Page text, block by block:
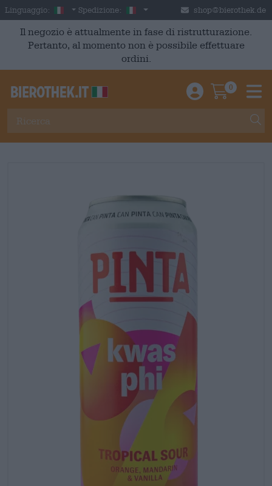
Skip to main content
Linguaggio: Italian
Spedizione: Italia shop@bierothek.de
Il negozio è attualmente in fase di ristrutturazione.
Pertanto, al momento non è possibile effettuare
ordini.
Einloggen /
0